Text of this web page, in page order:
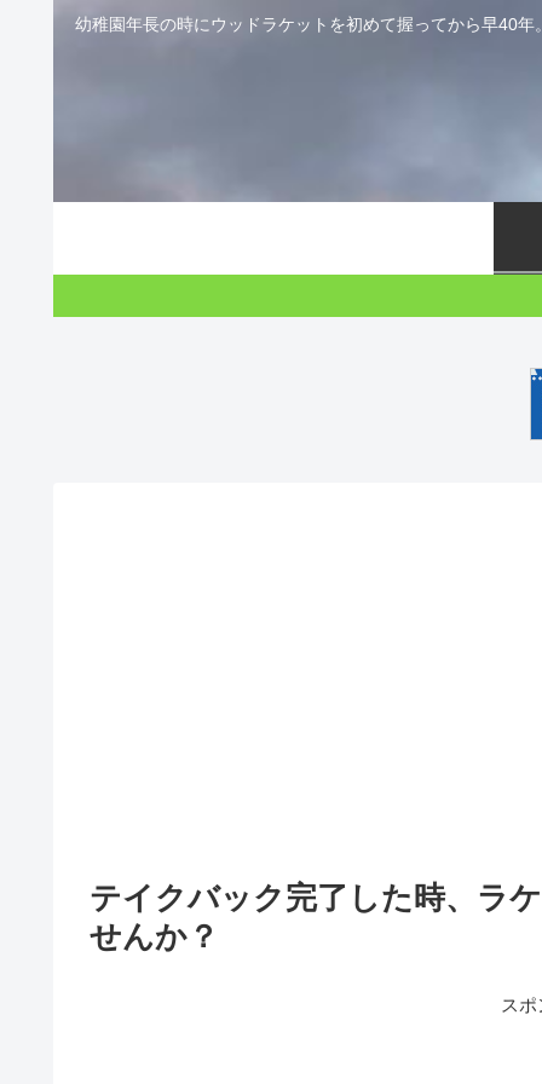
幼稚園年長の時にウッドラケットを初めて握ってから早40
テイクバック完了した時、ラ
せんか？
ス